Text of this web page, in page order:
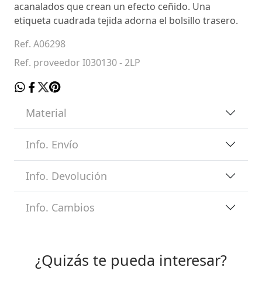
acanalados que crean un efecto ceñido. Una
etiqueta cuadrada tejida adorna el bolsillo trasero.
Ref. A06298
Ref. proveedor I030130 - 2LP
Material
Info. Envío
Info. Devolución
Info. Cambios
¿Quizás te pueda interesar?